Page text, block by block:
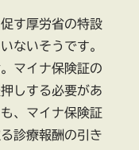
す厚労省の特設
ないそうです。
マイナ保険証の
しする必要があ
、マイナ保険証
診療報酬の引き